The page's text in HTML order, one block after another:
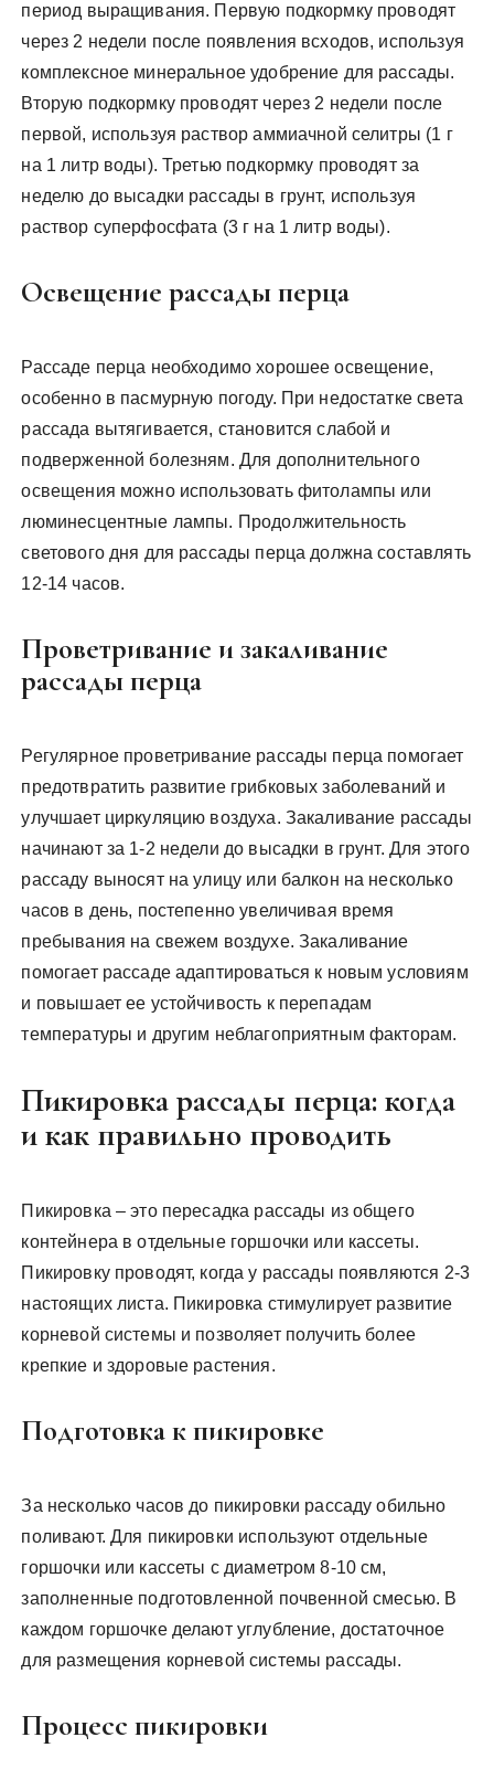
период выращивания. Первую подкормку проводят
через 2 недели после появления всходов, используя
комплексное минеральное удобрение для рассады.
Вторую подкормку проводят через 2 недели после
первой, используя раствор аммиачной селитры (1 г
на 1 литр воды). Третью подкормку проводят за
неделю до высадки рассады в грунт, используя
раствор суперфосфата (3 г на 1 литр воды).
Освещение рассады перца
Рассаде перца необходимо хорошее освещение,
особенно в пасмурную погоду. При недостатке света
рассада вытягивается, становится слабой и
подверженной болезням. Для дополнительного
освещения можно использовать фитолампы или
люминесцентные лампы. Продолжительность
светового дня для рассады перца должна составлять
12-14 часов.
Проветривание и закаливание
рассады перца
Регулярное проветривание рассады перца помогает
предотвратить развитие грибковых заболеваний и
улучшает циркуляцию воздуха. Закаливание рассады
начинают за 1-2 недели до высадки в грунт. Для этого
рассаду выносят на улицу или балкон на несколько
часов в день, постепенно увеличивая время
пребывания на свежем воздухе. Закаливание
помогает рассаде адаптироваться к новым условиям
и повышает ее устойчивость к перепадам
температуры и другим неблагоприятным факторам.
Пикировка рассады перца: когда
и как правильно проводить
Пикировка – это пересадка рассады из общего
контейнера в отдельные горшочки или кассеты.
Пикировку проводят, когда у рассады появляются 2-3
настоящих листа. Пикировка стимулирует развитие
корневой системы и позволяет получить более
крепкие и здоровые растения.
Подготовка к пикировке
За несколько часов до пикировки рассаду обильно
поливают. Для пикировки используют отдельные
горшочки или кассеты с диаметром 8-10 см,
заполненные подготовленной почвенной смесью. В
каждом горшочке делают углубление, достаточное
для размещения корневой системы рассады.
Процесс пикировки